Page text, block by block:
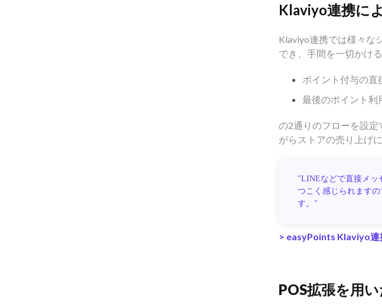
Klaviyo連携に
Klaviyo連携では様々な
でき、手間を一切かけ
ポイント付与の直
最後のポイント利
の2通りのフローを設
がらストアの売り上げ
"LINEなどで直接メッ
つこく感じられます
す。"
> easyPoints Klaviyo連
POS拡張を用